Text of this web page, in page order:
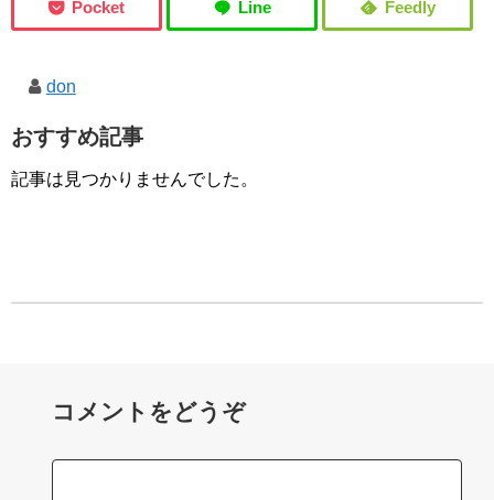
don
おすすめ記事
記事は見つかりませんでした。
コメントをどうぞ